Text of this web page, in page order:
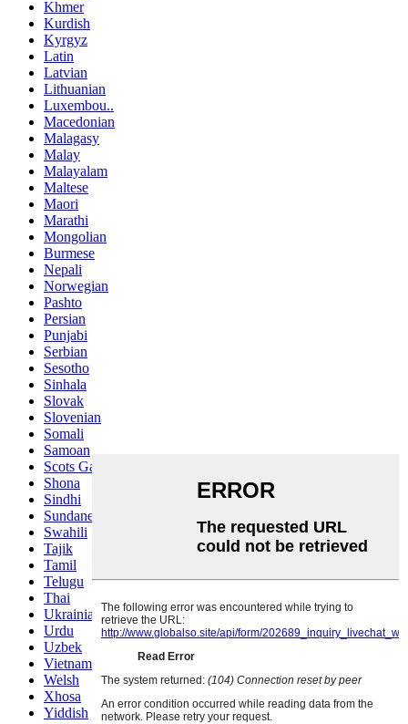
Khmer
Kurdish
Kyrgyz
Latin
Latvian
Lithuanian
Luxembou..
Macedonian
Malagasy
Malay
Malayalam
Maltese
Maori
Marathi
Mongolian
Burmese
Nepali
Norwegian
Pashto
Persian
Punjabi
Serbian
Sesotho
Sinhala
Slovak
Slovenian
Somali
Samoan
Scots Gaelic
Shona
Sindhi
Sundanese
Swahili
Tajik
Tamil
Telugu
Thai
Ukrainian
Urdu
Uzbek
Vietnamese
Welsh
Xhosa
Yiddish